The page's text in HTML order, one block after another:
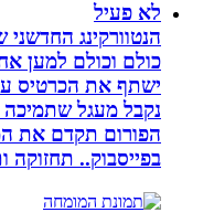
לא פעיל
הנטוורקינג החדשני של
כולם וכולם למען אחת.
ישתף את הכרטיס עם
נקבל מעגל שתמיכה של
הפורום תקדם את
בפייסבוק.. תחזוקה